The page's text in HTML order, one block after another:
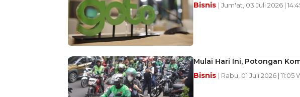
Bisnis | Jum'at, 03 Juli 2026 |
Mulai Hari Ini, Potongan
Bisnis | Rabu, 01 Juli 2026 | 11:05